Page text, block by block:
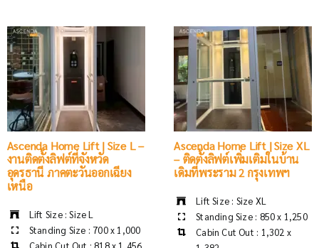
Ascenda Home Lift | Size L –
งานติดตั้งลิฟต์ที่จังหวัด
อุดรธานี ภาคตะวันออกเฉียง
เหนือ
Lift Size : Size L
Standing Size : 700 x 1,000
Cabin Cut Out : 818 x 1,456
Ascenda Home Lift | Size XL
– ติดตั้งลิฟต์เพิ่มเติมในบ้าน
เดิมที่พระราม 2 กรุงเทพฯ
Lift Size : Size XL
Standing Size : 850 x 1,250
Cabin Cut Out : 1,302 x